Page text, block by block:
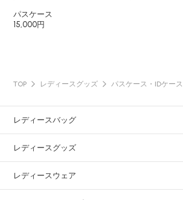
パスケース
15,000円
TOP レディースグッズ パスケース・IDケース
レディースバッグ
レディースグッズ
レディースウェア